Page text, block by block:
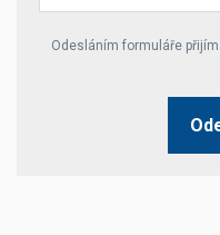
Your website *
Odesláním formuláře